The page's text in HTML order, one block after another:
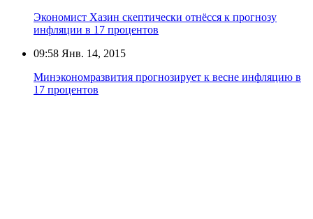
Экономист Хазин скептически отнёсся к прогнозу
инфляции в 17 процентов
09:58 Янв. 14, 2015
Минэкономразвития прогнозирует к весне инфляцию в
17 процентов